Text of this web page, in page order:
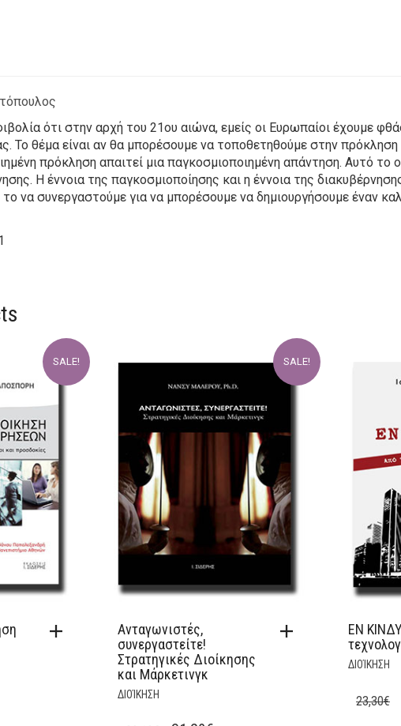
ότι στην αρχή του 21ου αιώνα, εμείς οι Ευρωπαίοι έχουμε
Το θέμα είναι αν θα μπορέσουμε να τοποθετηθούμε στην
πρόκληση απαιτεί μια παγκοσμιοποιημένη απάντηση. Αυτό το
Η έννοια της παγκοσμιοποίησης και η έννοια της
να συνεργαστούμε για να μπορέσουμε να δημιουργήσουμε έναν
SALE! SALE!
Ανταγωνιστές,
συνεργαστείτε!
Στρατηγικές Διοίκησης
και Μάρκετινγκ
ΔΙΟΊΚΗΣΗ
ΕΝ
ΔΙΟΊΚΗΣΗ
23,30€